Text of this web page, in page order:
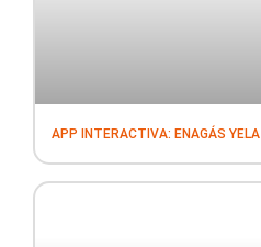
APP INTERACTIVA: ENAGÁS YELA